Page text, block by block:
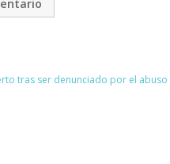
tras ser denunciado por el abuso